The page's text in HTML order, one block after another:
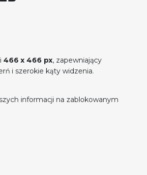
466 x 466 px, zapewniający
i szerokie kąty widzenia.
informacji na zablokowanym